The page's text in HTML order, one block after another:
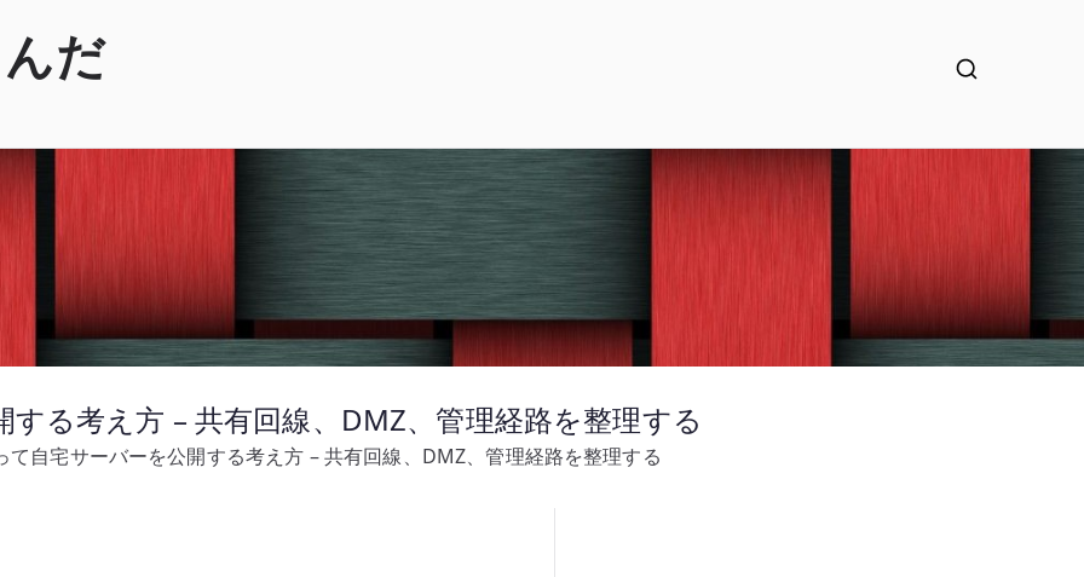
だ
る考え方 – 共有回線、DMZ、管理経路を整理する
て自宅サーバーを公開する考え方 – 共有回線、DMZ、管理経路を整理する